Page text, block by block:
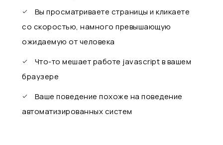
Вы просматриваете страницы и кликаете
со скоростью, намного превышающую
ожидаемую от человека
Что-то мешает работе javascript в вашем
браузере
Ваше поведение похоже на поведение
автоматизированных систем